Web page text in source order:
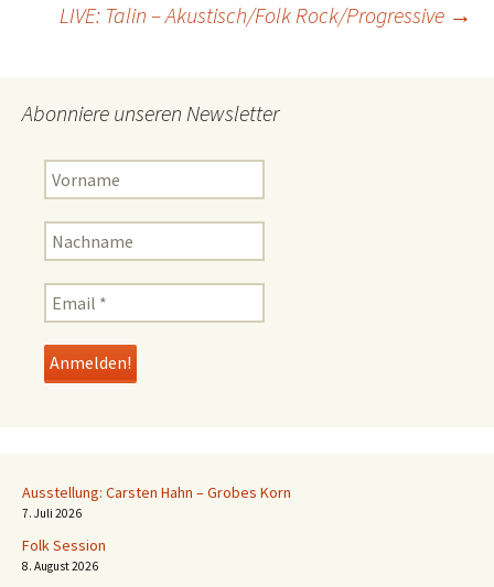
LIVE: Talin – Akustisch/Folk Rock/Progressive →
Abonniere unseren Newsletter
Ausstellung: Carsten Hahn – Grobes Korn
7. Juli 2026
Folk Session
8. August 2026